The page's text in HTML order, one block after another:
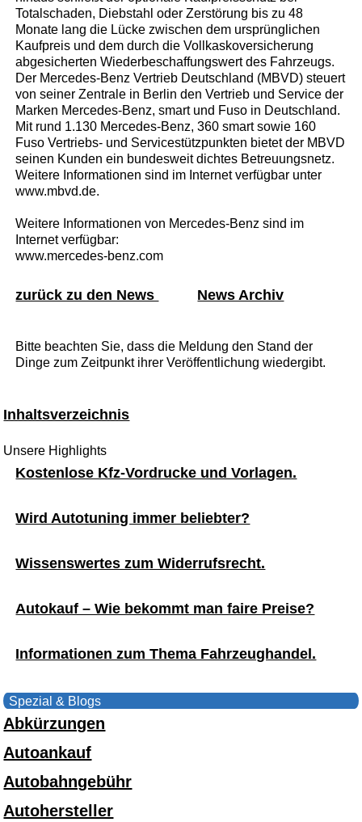
Totalschaden, Diebstahl oder Zerstörung bis zu 48
Monate lang die Lücke zwischen dem ursprünglichen
Kaufpreis und dem durch die Vollkaskoversicherung
abgesicherten Wiederbeschaffungswert des Fahrzeugs.
Der Mercedes-Benz Vertrieb Deutschland (MBVD) steuert
von seiner Zentrale in Berlin den Vertrieb und Service der
Marken Mercedes-Benz, smart und Fuso in Deutschland.
Mit rund 1.130 Mercedes-Benz, 360 smart sowie 160
Fuso Vertriebs- und Servicestützpunkten bietet der MBVD
seinen Kunden ein bundesweit dichtes Betreuungsnetz.
Weitere Informationen sind im Internet verfügbar unter
www.mbvd.de.
Weitere Informationen von Mercedes-Benz sind im
Internet verfügbar:
www.mercedes-benz.com
zurück zu den News News Archiv
Bitte beachten Sie, dass die Meldung den Stand der
Dinge zum Zeitpunkt ihrer Veröffentlichung wiedergibt.
Inhaltsverzeichnis
Unsere Highlights
Kostenlose Kfz-Vordrucke und Vorlagen.
Wird Autotuning immer beliebter?
Wissenswertes zum Widerrufsrecht.
Autokauf – Wie bekommt man faire Preise?
Informationen zum Thema Fahrzeughandel.
Spezial & Blogs
Abkürzungen
Autoankauf
Autobahngebühr
Autohersteller